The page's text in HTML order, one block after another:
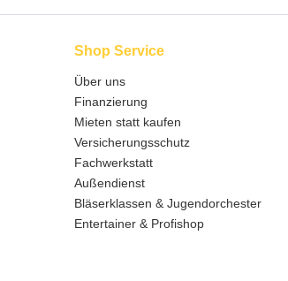
Shop Service
Über uns
Finanzierung
Mieten statt kaufen
Versicherungsschutz
Fachwerkstatt
Außendienst
Bläserklassen & Jugendorchester
Entertainer & Profishop